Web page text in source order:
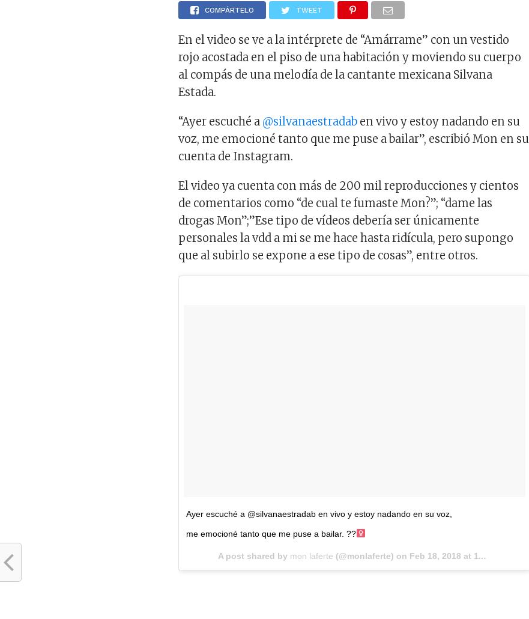
COMPÁRTELO TWEET
En el video se ve a la intérprete de “Amárrame” con un vestido
rojo acostada en el piso de una habitación y moviendo su cuerpo
al compás de una melodía de la cantante mexicana Silvana
Estada.
“Ayer escuché a @silvanaestradab en vivo y estoy nadando en su
voz, me emocioné tanto que me puse a bailar”, escribió Mon en su
cuenta de Instagram.
El video ya cuenta con más de 200 mil reproducciones y cientos
de comentarios como “de cual te fumaste Mon?”; “dame las
drogas Mon”;”Ese tipo de vídeos debería ser únicamente
personales la vdd a mi se me hace hasta ridícula, pero supongo
que al subirlo se expone a ese tipo de cosas”, entre otros.
Ayer escuché a @silvanaestradab en vivo y estoy nadando en su voz,
me emocioné tanto que me puse a bailar. ??‍
A post shared by mon laferte (@monlaferte) on Feb 18, 2018 at 11:28am PST